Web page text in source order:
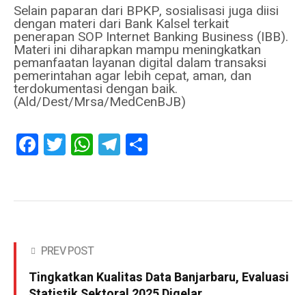
Selain paparan dari BPKP, sosialisasi juga diisi
dengan materi dari Bank Kalsel terkait
penerapan SOP Internet Banking Business (IBB).
Materi ini diharapkan mampu meningkatkan
pemanfaatan layanan digital dalam transaksi
pemerintahan agar lebih cepat, aman, dan
terdokumentasi dengan baik.
(Ald/Dest/Mrsa/MedCenBJB)
FacebookTwitterWhatsAppTelegram
PREV POST
Tingkatkan Kualitas Data Banjarbaru, Evaluasi